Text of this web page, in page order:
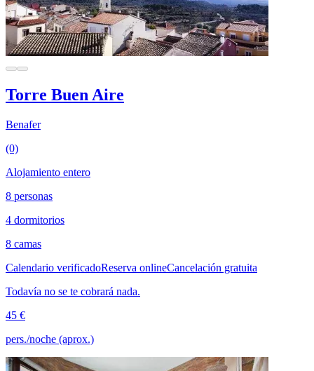
Torre Buen Aire
Benafer
(0)
Alojamiento entero
8 personas
4 dormitorios
8 camas
Calendario verificadoReserva onlineCancelación gratuita
Todavía no se te cobrará nada.
45 €
pers./noche (aprox.)